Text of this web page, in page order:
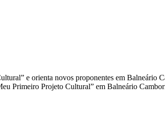
Primeiro Projeto Cultural” em Balneário